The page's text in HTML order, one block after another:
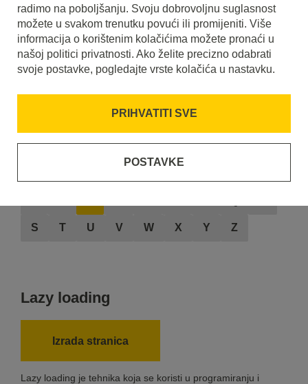
S T U V W X Y Z
Lazy loading
Izrada stranica
Lazy loading je tehnika koja se koristi u programiranju i
radimo na poboljšanju. Svoju dobrovoljnu suglasnost
možete u svakom trenutku povući ili promijeniti. Više
informacija o korištenim kolačićima možete pronaći u
našoj politici privatnosti. Ako želite precizno odabrati
svoje postavke, pogledajte vrste kolačića u nastavku.
PRIHVATITI SVE
POSTAVKE